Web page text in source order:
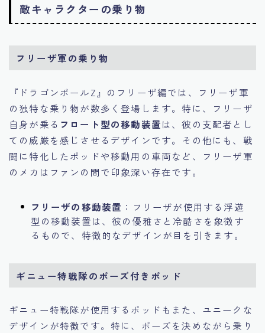
敵キャラクターの乗り物
フリーザ軍の乗り物
『ドラゴンボールZ』のフリーザ編では、フリーザ軍
の独特な乗り物が数多く登場します。特に、フリーザ
自身が乗る フロート型の移動装置は、彼の支配者とし
ての威厳を感じさせるデザインです。その他にも、戦
闘に特化したポッドや移動用の車両など、フリーザ軍
のメカはファンの間で印象深い存在です。
フリーザの移動装置 ：フリーザが使用する浮遊
型の移動装置は、彼の優雅さと冷酷さを象徴す
るもので、特徴的なデザインが目を引きます。
ギニュー特戦隊のポーズ付きポッド
ギニュー特戦隊が使用するポッドもまた、ユニークな
デザインが特徴です。特に、ポーズを決めながら乗り